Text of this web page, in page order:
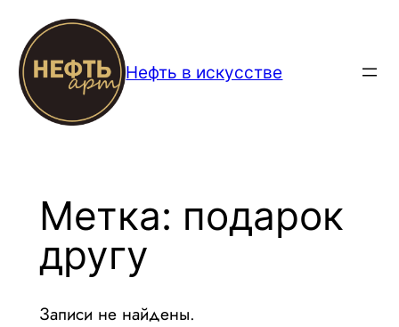
Перейти
содержимому
Нефть в искусстве
Метка: подарок
другу
Записи не найдены.